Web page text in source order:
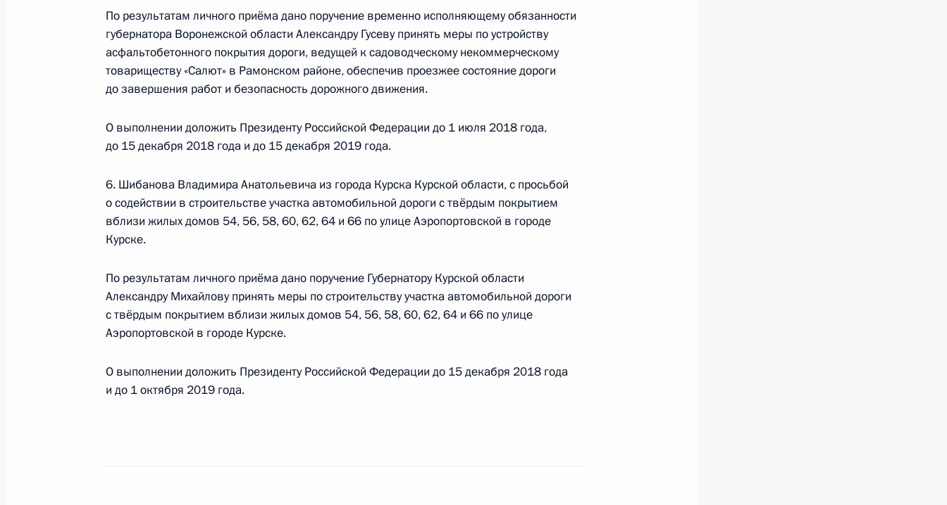
Российской Федерации Владимиром Кожиным в Приёмной Президента Российской
Федерации по приёму граждан в Москве 17 апреля 2018 года
17 мая 2018 года, 19:25
конференц-связи жительницы Ставропольского края, проведённого по поручению
Президента Российской Федерации советником Президента Российской Федерации
по приёму граждан в Москве 7 февраля 2017 года
17 мая 2018 года, 18:58
16 мая 2018 года, среда
О ходе исполнения поручения, данного по итогам личного приёма в режиме видео-
конференц-связи жителя Калининградской области, проведенного по поручению
Российской Федерации по межрегиональным и культурным связям с зарубежными
странами Владимиром Черновым в Приёмной Президента Российской Федерации
По результатам личного приёма дано поручение временно исполняющему обязанности
губернатора Воронежской области Александру Гусеву принять меры по устройству
асфальтобетонного покрытия дороги, ведущей к садоводческому некоммерческому
товариществу «Салют» в Рамонском районе, обеспечив проезжее состояние дороги
до завершения работ и безопасность дорожного движения.
О выполнении доложить Президенту Российской Федерации до 1 июля 2018 года,
до 15 декабря 2018 года и до 15 декабря 2019 года.
6. Шибанова Владимира Анатольевича из города Курска Курской области, с просьбой
о содействии в строительстве участка автомобильной дороги с твёрдым покрытием
вблизи жилых домов 54, 56, 58, 60, 62, 64 и 66 по улице Аэропортовской в городе
Курске.
По результатам личного приёма дано поручение Губернатору Курской области
Александру Михайлову принять меры по строительству участка автомобильной дороги
с твёрдым покрытием вблизи жилых домов 54, 56, 58, 60, 62, 64 и 66 по улице
Аэропортовской в городе Курске.
О выполнении доложить Президенту Российской Федерации до 15 декабря 2018 года
и до 1 октября 2019 года.